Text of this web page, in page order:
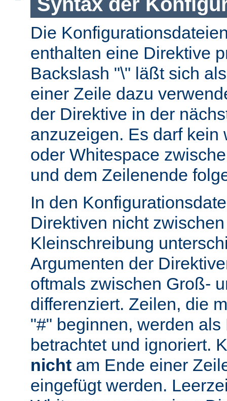
Die
enthalten eine Direktive
Backslash "\" läßt sich
einer Zeile dazu
der Direktive in der
anzuzeigen. Es darf kein
oder Whitespace
und dem Zeilenende
In den
Direktiven nicht
Kleinschreibung
Argumenten der
oftmals zwischen Groß-
differenziert. Zeilen, die
"#" beginnen, werden als
betrachtet und ignoriert.
nicht am Ende einer
eingefügt werden.